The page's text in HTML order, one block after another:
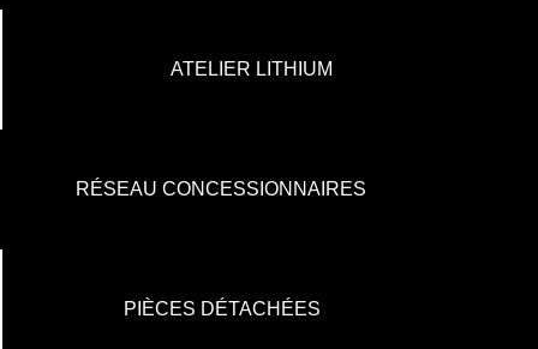
ATELIER LITHIUM
RÉSEAU CONCESSIONNAIRES
PIÈCES DÉTACHÉES